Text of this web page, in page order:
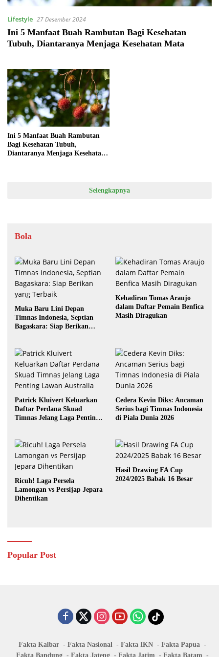
Lifestyle 27 Desember 2024
Ini 5 Manfaat Buah Rambutan Bagi Kesehatan
Tubuh, Diantaranya Menjaga Kesehatan Mata
Ini 5 Manfaat Buah Rambutan
Bagi Kesehatan Tubuh,
Diantaranya Menjaga Kesehatan
Selengkapnya
Bola
Muka Baru Lini Depan
Timnas Indonesia, Septian
Bagaskara: Siap Berikan
Kehadiran Tomas Araujo
dalam Daftar Pemain Benfica
Masih Diragukan
Patrick Kluivert Keluarkan
Daftar Perdana Skuad
Timnas Jelang Laga Penting
Cedera Kevin Diks: Ancaman
Serius bagi Timnas Indonesia
di Piala Dunia 2026
Ricuh! Laga Persela
Lamongan vs Persijap Jepara
Dihentikan
Hasil Drawing FA Cup
2024/2025 Babak 16 Besar
Popular Post
Fakta Kalbar Fakta Nasional Fakta IKN
Fakta Papua
Fakta Bandung
Fakta Jateng Fakta Jatim Fakta Batam